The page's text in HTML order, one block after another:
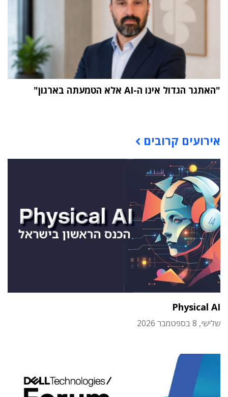
"האתגר הגדול אינו ה-AI אלא הטמעתה בארגון"
אירועים קרובים
Physical AI
שלישי, 8 בספטמבר 2026